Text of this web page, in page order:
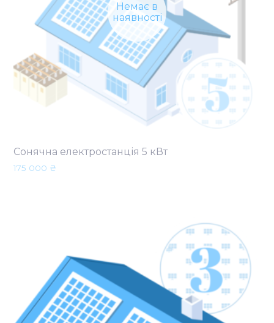
Немає в
наявності
Сонячна електростанція 5 кВт
175 000 ₴